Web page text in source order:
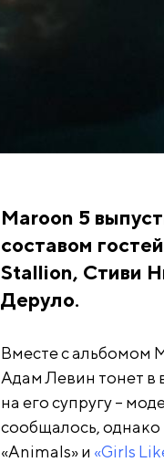
Maroon 5
составом
Stallion, Стиви
Деруло.
Вместе с альбомом
Адам Левин тонет в
на его супругу –
сообщалось, однако
«Animals» и «Girls